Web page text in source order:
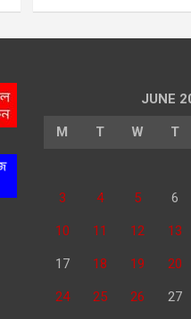
JUNE
M T W T
3 4 5 6
10 11 12 13
17 18 19 20
24 25 26 27